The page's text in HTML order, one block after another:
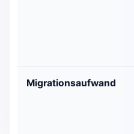
Migrationsaufwand